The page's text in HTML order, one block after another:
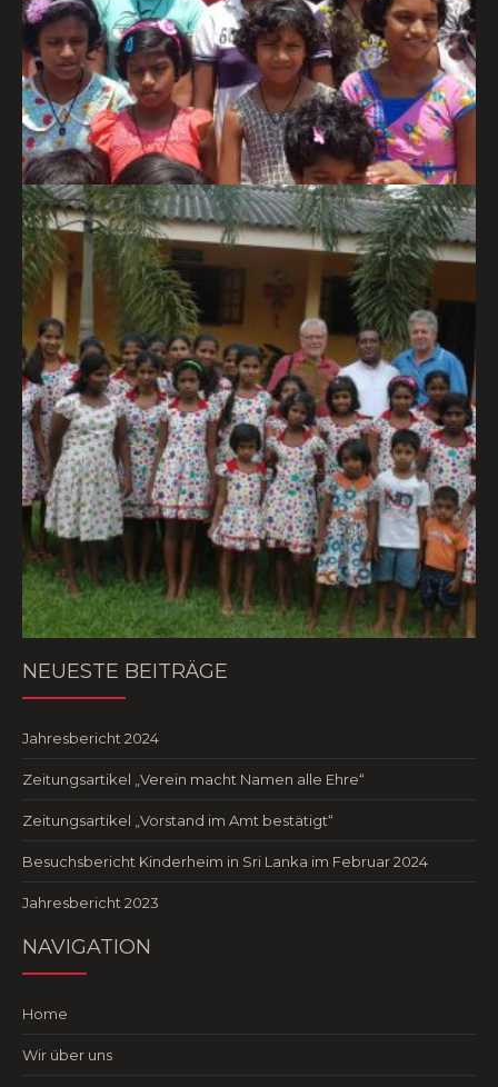
NEUESTE BEITRÄGE
Jahresbericht 2024
Zeitungsartikel „Verein macht Namen alle Ehre“
Zeitungsartikel „Vorstand im Amt bestätigt“
Besuchsbericht Kinderheim in Sri Lanka im Februar 2024
Jahresbericht 2023
NAVIGATION
Home
Wir über uns